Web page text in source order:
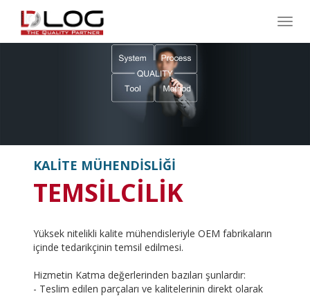
KALİTE MÜHENDİSLİĞİ
TEMSİLCİLİK
Yüksek nitelikli kalite mühendisleriyle OEM fabrikaların
içinde tedarikçinin temsil edilmesi.
Hizmetin Katma değerlerinden bazıları şunlardır:
- Teslim edilen parçaları ve kalitelerinin direkt olarak